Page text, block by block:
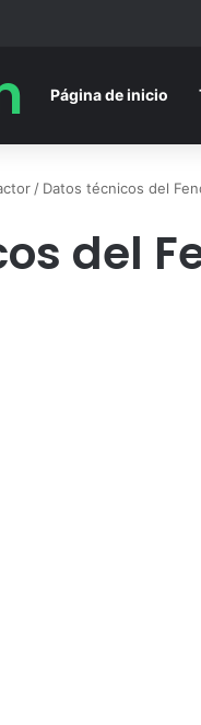
Página de inicio
/ Datos técnicos del
del